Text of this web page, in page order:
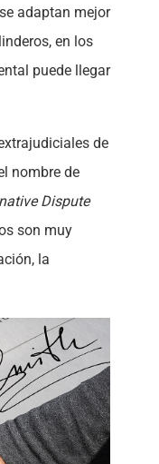
adaptan mejor
en los
puede llegar
de
nombre de
Dispute
son muy
la